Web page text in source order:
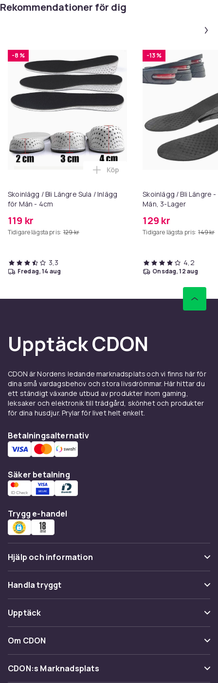
Rekommendationer för dig
-8 %
Skoinlägg / Bli Längre Sula / Inlägg
för Män - 4cm
119 kr
Tidigare lägsta pris: 129 kr
Lägg till Skoinlägg / Bli Längre
Köp
3,3
fredag, 14 aug
-13 %
Skoinlägg / Bli Längre
Män, 3-Lager
129 kr
Tidigare lägsta pris: 149 kr
4,2
onsdag, 12 aug
Upptäck CDON
CDON är Nordens ledande marknadsplats och vi finns här för
dina små vardagsbehov och stora livsdrömmar. Här hittar du
ett ständigt växande utbud av produkter inom gaming,
leksaker och elektronik till trädgård, skönhet och produkter
för dina husdjur. Prylar för livet helt enkelt.
Betalningsalternativ
Säker betalning
Trygg e-handel
Hjälp och information
Vanliga frågor
Spåra paket
Ångra & Returnera här
Kundservice
Handla tryggt
Betalning
Leverans
Återkallelser
Upptäck
Kategorier
Varumärken
Om CDON
Om oss
CDON:s Marknadsplats